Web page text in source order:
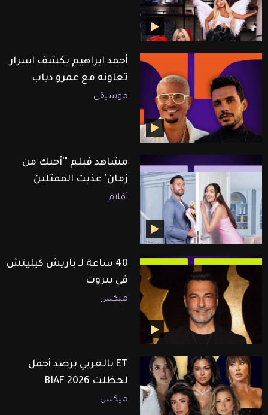
أحمد ابراهيم يكشف اسرار
تعاونه مع عمرو دياب
موسيقى
مشاهد فيلم "'أحبك من
زمان" عذبت الممثلين
أفلام
40 ساعة لـ باريش كيليتش
في بيروت
ميكس
ET بالعربي يرصد أجمل
لحظلت BIAF 2026
ميكس